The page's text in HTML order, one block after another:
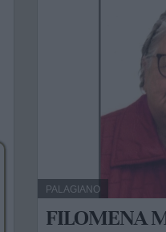
PALAGIANO
FILOMENA